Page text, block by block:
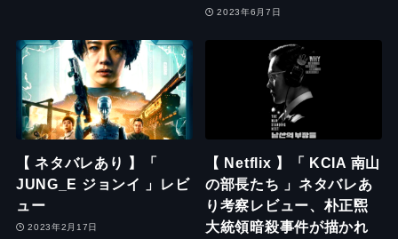
2023年6月7日
【 ネタバレあり 】「
JUNG_E ジョンイ 」レビ
ュー
2023年2月17日
【 Netflix 】「 KCIA 南山
の部長たち 」ネタバレあ
り考察レビュー、朴正煕
大統領暗殺事件が描かれ